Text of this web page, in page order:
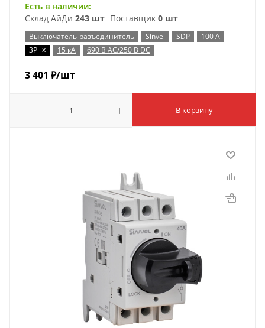
Есть в наличии:
Склад АйДи 243 шт Поставщик 0 шт
Выключатель-разъединитель Sinvel SDP
100 А
3P x 15 кА 690 В AC/250 В DC
3 401 ₽/шт
В корзину